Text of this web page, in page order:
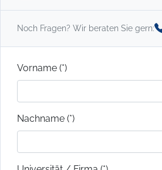
Noch Fragen? Wir beraten Sie gern:
Vorname (*)
Nachname (*)